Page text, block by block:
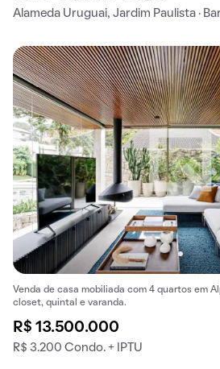
Alameda Uruguai, Jardim Paulista ·
Venda de casa mobiliada com 4 quartos em
closet, quintal e varanda.
R$ 13.500.000
R$ 3.200 Condo. + IPTU